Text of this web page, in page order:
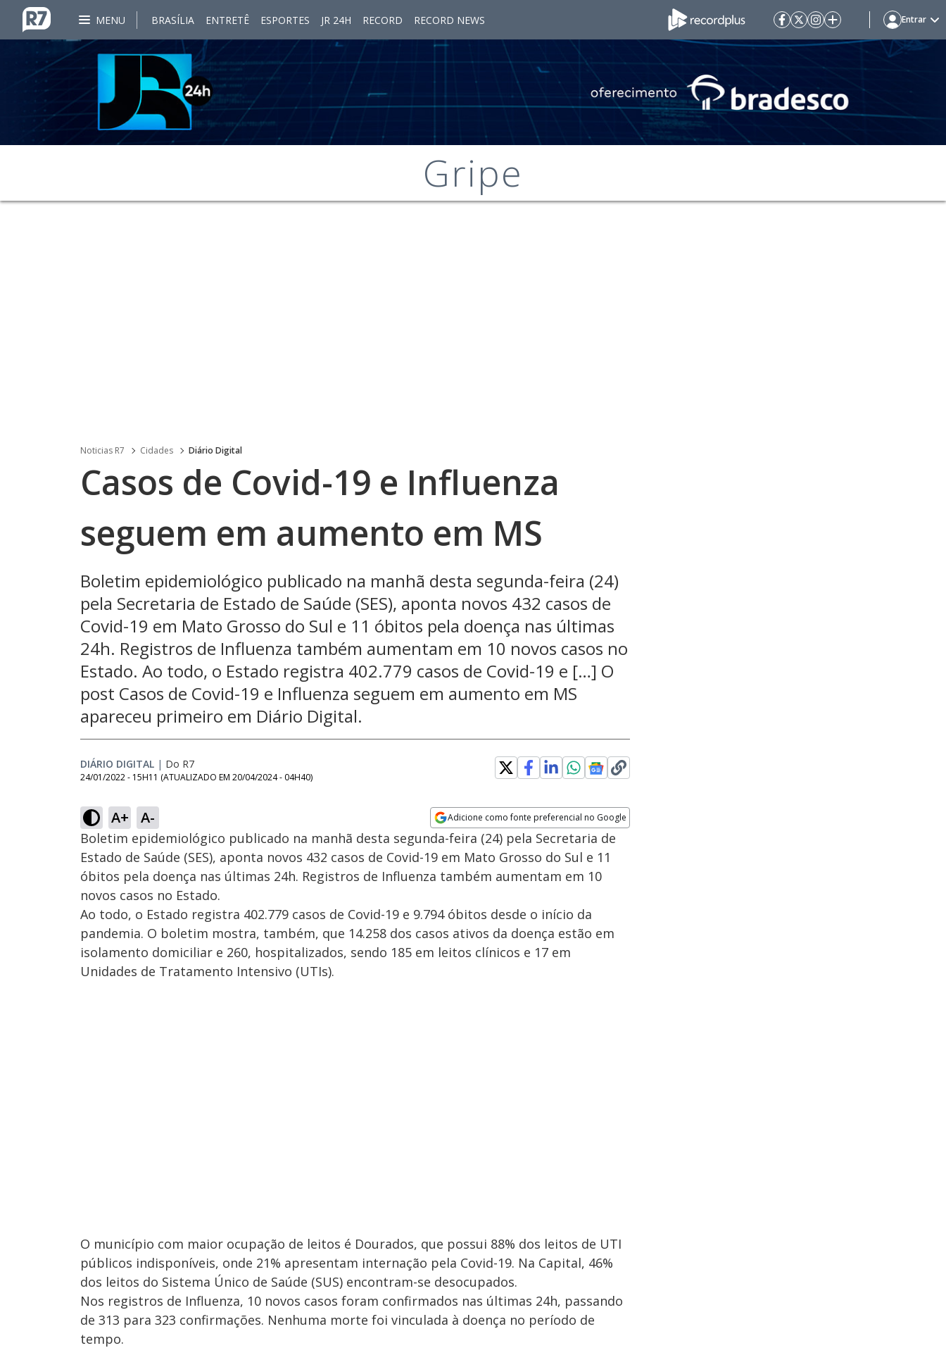
MENU BRASÍLIA ENTRETÊ ESPORTES JR 24H RECORD RECORD NEWS Entrar
Gripe
Noticias R7 Cidades Diário Digital
Casos de Covid-19 e Influenza
seguem em aumento em MS
Boletim epidemiológico publicado na manhã desta segunda-feira (24)
pela Secretaria de Estado de Saúde (SES), aponta novos 432 casos de
Covid-19 em Mato Grosso do Sul e 11 óbitos pela doença nas últimas
24h. Registros de Influenza também aumentam em 10 novos casos no
Estado. Ao todo, o Estado registra 402.779 casos de Covid-19 e […] O
post Casos de Covid-19 e Influenza seguem em aumento em MS
apareceu primeiro em Diário Digital.
DIÁRIO DIGITAL | Do R7
24/01/2022 - 15H11 (ATUALIZADO EM 20/04/2024 - 04H40)
A+ A- Adicione como fonte preferencial no Google
Opens in new window
Boletim epidemiológico publicado na manhã desta segunda-feira (24) pela Secretaria de
Estado de Saúde (SES), aponta novos 432 casos de Covid-19 em Mato Grosso do Sul e 11
óbitos pela doença nas últimas 24h. Registros de Influenza também aumentam em 10
novos casos no Estado.
Ao todo, o Estado registra 402.779 casos de Covid-19 e 9.794 óbitos desde o início da
pandemia. O boletim mostra, também, que 14.258 dos casos ativos da doença estão em
isolamento domiciliar e 260, hospitalizados, sendo 185 em leitos clínicos e 17 em
Unidades de Tratamento Intensivo (UTIs).
O município com maior ocupação de leitos é Dourados, que possui 88% dos leitos de UTI
públicos indisponíveis, onde 21% apresentam internação pela Covid-19. Na Capital, 46%
dos leitos do Sistema Único de Saúde (SUS) encontram-se desocupados.
Nos registros de Influenza, 10 novos casos foram confirmados nas últimas 24h, passando
de 313 para 323 confirmações. Nenhuma morte foi vinculada à doença no período de
tempo.